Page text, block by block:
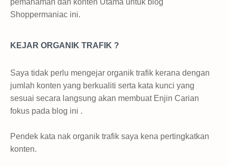
pemahaman dan konten Utama untuk blog
Shoppermaniac ini.
KEJAR ORGANIK TRAFIK ?
Saya tidak perlu mengejar organik trafik kerana dengan
jumlah konten yang berkualiti serta kata kunci yang
sesuai secara langsung akan membuat Enjin Carian
fokus pada blog ini .
Pendek kata nak organik trafik saya kena pertingkatkan
konten.